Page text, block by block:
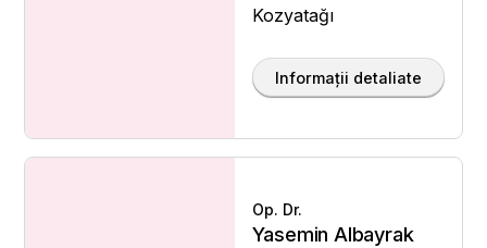
Kozyatağı
Informații detaliate
Op. Dr.
Yasemin Albayrak